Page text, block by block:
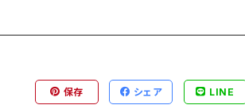
保存 シェア LINE